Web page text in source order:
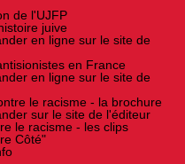
de l'UJFP
juive
en ligne sur le site de
en France
en ligne sur le site de
le racisme - la brochure
sur le site de l'éditeur
le racisme - les clips
Côté"